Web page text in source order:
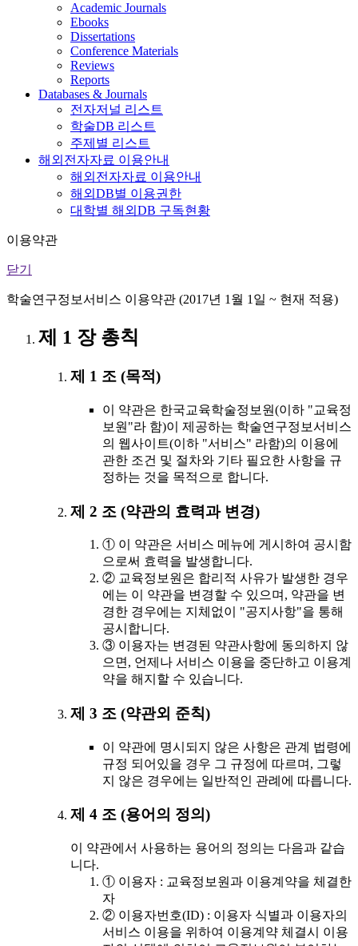
Academic Journals
Ebooks
Dissertations
Conference Materials
Reviews
Reports
Databases & Journals
전자저널 리스트
학술DB 리스트
주제별 리스트
해외전자자료 이용안내
해외전자자료 이용안내
해외DB별 이용권한
대학별 해외DB 구독현황
이용약관
닫기
학술연구정보서비스 이용약관 (2017년 1월 1일 ~ 현재 적용)
제 1 장 총칙
제 1 조 (목적)
이 약관은 한국교육학술정보원(이하 "교육정
보원"라 함)이 제공하는 학술연구정보서비스
의 웹사이트(이하 "서비스" 라함)의 이용에
관한 조건 및 절차와 기타 필요한 사항을 규
정하는 것을 목적으로 합니다.
제 2 조 (약관의 효력과 변경)
① 이 약관은 서비스 메뉴에 게시하여 공시함
으로써 효력을 발생합니다.
② 교육정보원은 합리적 사유가 발생한 경우
에는 이 약관을 변경할 수 있으며, 약관을 변
경한 경우에는 지체없이 "공지사항"을 통해
공시합니다.
③ 이용자는 변경된 약관사항에 동의하지 않
으면, 언제나 서비스 이용을 중단하고 이용계
약을 해지할 수 있습니다.
제 3 조 (약관외 준칙)
이 약관에 명시되지 않은 사항은 관계 법령에
규정 되어있을 경우 그 규정에 따르며, 그렇
지 않은 경우에는 일반적인 관례에 따릅니다.
제 4 조 (용어의 정의)
이 약관에서 사용하는 용어의 정의는 다음과 같습
니다.
① 이용자 : 교육정보원과 이용계약을 체결한
자
② 이용자번호(ID) : 이용자 식별과 이용자의
서비스 이용을 위하여 이용계약 체결시 이용